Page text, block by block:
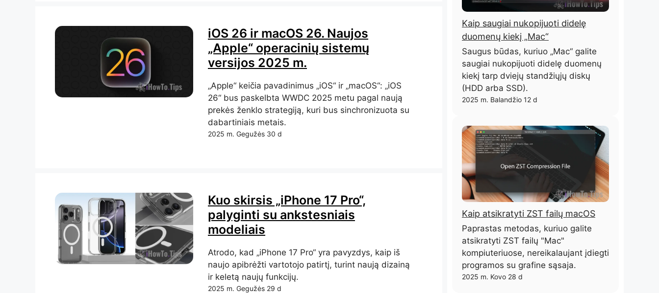
iOS 26 ir macOS 26. Naujos
„Apple“ operacinių sistemų
versijos 2025 m.
„Apple“ keičia pavadinimus „iOS“ ir „macOS“: „iOS
26“ bus paskelbta WWDC 2025 metu pagal naują
prekės ženklo strategiją, kuri bus sinchronizuota su
dabartiniais metais.
2025 m. Gegužės 30 d
Kuo skirsis „iPhone 17 Pro“,
palyginti su ankstesniais
modeliais
Atrodo, kad „iPhone 17 Pro“ yra pavyzdys, kaip iš
naujo apibrėžti vartotojo patirtį, turint naują dizainą
ir keletą naujų funkcijų.
2025 m. Gegužės 29 d
Kaip saugiai nukopijuoti didelę
duomenų kiekį „Mac“
Saugus būdas, kuriuo „Mac“ galite
saugiai nukopijuoti didelę duomenų
kiekį tarp dviejų standžiųjų diskų
(HDD arba SSD).
2025 m. Balandžio 12 d
Kaip atsikratyti ZST failų macOS
Paprastas metodas, kuriuo galite
atsikratyti ZST failų "Mac"
kompiuteriuose, nereikalaujant įdiegti
programos su grafine sąsaja.
2025 m. Kovo 28 d